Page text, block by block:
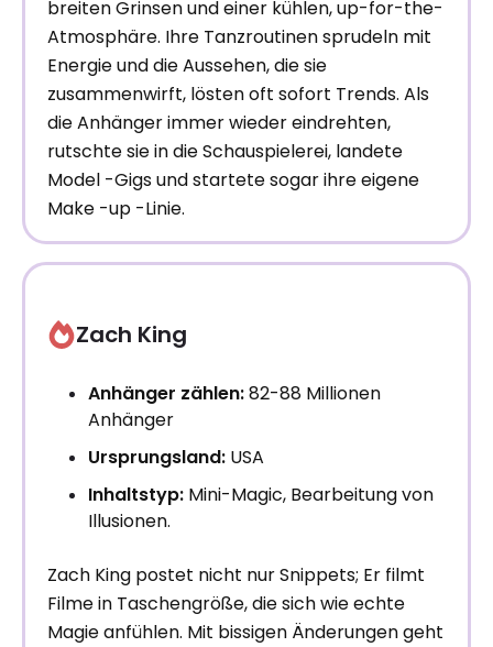
breiten Grinsen und einer kühlen, up-for-the-
Atmosphäre. Ihre Tanzroutinen sprudeln mit
Energie und die Aussehen, die sie
zusammenwirft, lösten oft sofort Trends. Als
die Anhänger immer wieder eindrehten,
rutschte sie in die Schauspielerei, landete
Model -Gigs und startete sogar ihre eigene
Make -up -Linie.
Zach King
Anhänger zählen:82-88 Millionen
Anhänger
Ursprungsland: USA
Inhaltstyp: Mini-Magic, Bearbeitung von
Illusionen.
Zach King postet nicht nur Snippets; Er filmt
Filme in Taschengröße, die sich wie echte
Magie anfühlen. Mit bissigen Änderungen geht